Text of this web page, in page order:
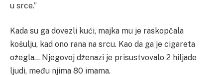
u srce.”
Kada su ga dovezli kući, majka mu je raskopčala
košulju, kad ono rana na srcu. Kao da ga je cigareta
ožegla… Njegovoj dženazi je prisustvovalo 2 hiljade
ljudi, među njima 80 imama.